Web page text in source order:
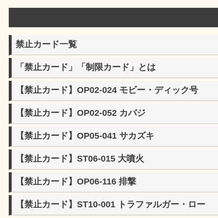
禁止カード一覧
「禁止カード」「制限カード」とは
【禁止カード】OP02-024 モビー・ディック号
【禁止カード】OP02-052 カバジ
【禁止カード】OP05-041 サカズキ
【禁止カード】ST06-015 大噴火
【禁止カード】OP06-116 排撃
【禁止カード】ST10-001 トラファルガー・ロー